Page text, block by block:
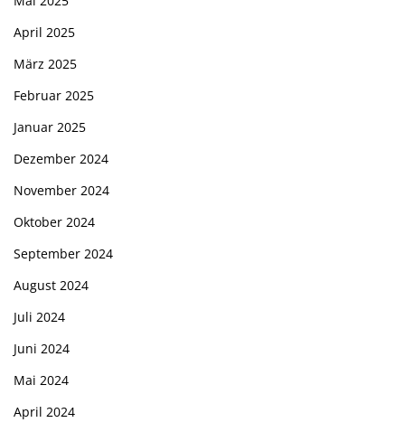
April 2025
März 2025
Februar 2025
Januar 2025
Dezember 2024
November 2024
Oktober 2024
September 2024
August 2024
Juli 2024
Juni 2024
Mai 2024
April 2024